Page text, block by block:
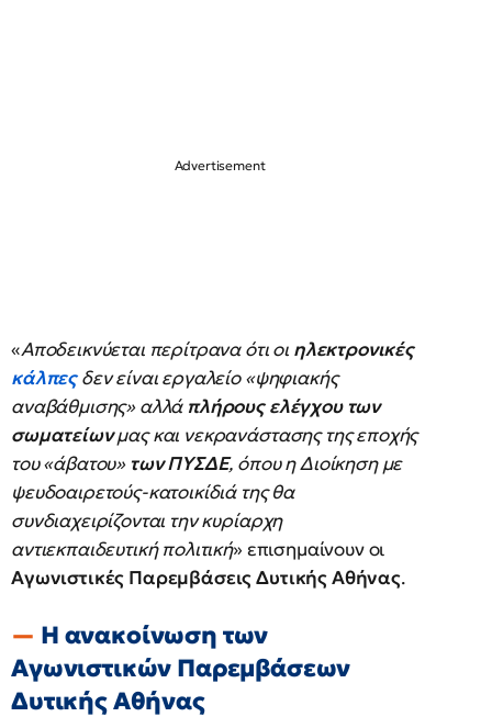
«Αποδεικνύεται περίτρανα ότι οι ηλεκτρονικές
κάλπες δεν είναι εργαλείο «ψηφιακής
αναβάθμισης» αλλάπλήρους ελέγχου των
σωματείωνμας και νεκρανάστασης της εποχής
του «άβατου» των ΠΥΣΔΕ, όπου η Διοίκηση με
ψευδοαιρετούς-κατοικίδιά της θα
συνδιαχειρίζονται την κυρίαρχη
αντιεκπαιδευτική πολιτική» επισημαίνουν οι
Αγωνιστικές Παρεμβάσεις Δυτικής Αθήνας.
Η ανακοίνωση των
Αγωνιστικών Παρεμβάσεων
Δυτικής Αθήνας